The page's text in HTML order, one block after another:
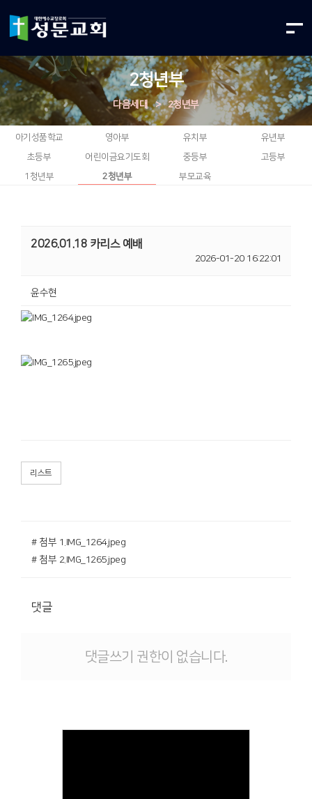
2청년부
다음세대 > 2청년부
아기성품학교 영아부 유치부
유년부
초등부
어린이금요기도회 중등부
고등부
1청년부
2청년부 부모교육
2026.01.18 카리스 예배
2026-01-20 16:22:01
윤수현
리스트
# 첨부 1.IMG_1264.jpeg
# 첨부 2.IMG_1265.jpeg
댓글
댓글쓰기 권한이 없습니다.